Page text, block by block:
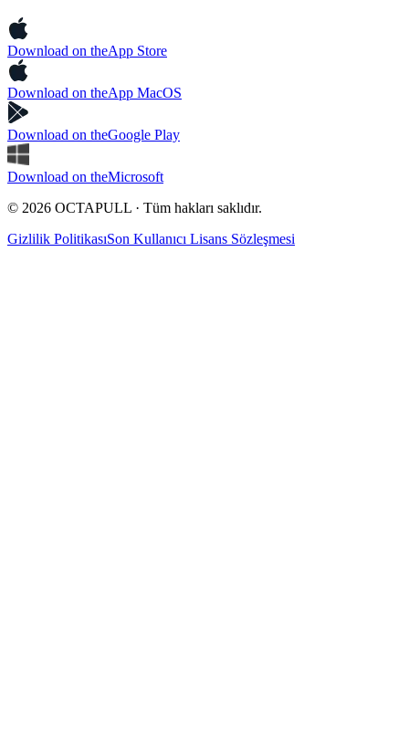
Download on theApp Store
Download on theApp MacOS
Download on theGoogle Play
Download on theMicrosoft
© 2026 OCTAPULL · Tüm hakları saklıdır.
Gizlilik PolitikasıSon Kullanıcı Lisans Sözleşmesi